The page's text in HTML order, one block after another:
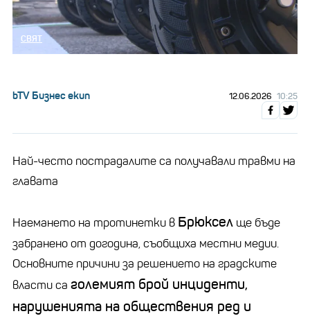
СВЯТ
bTV Бизнес екип 12.06.2026 10:25
Най-често пострадалите са получавали травми на
главата
Наемането на тротинетки в Брюксел ще бъде
забранено от догодина, съобщиха местни медии.
Основните причини за решението на градските
власти са големият брой инциденти,
нарушенията на обществения ред и